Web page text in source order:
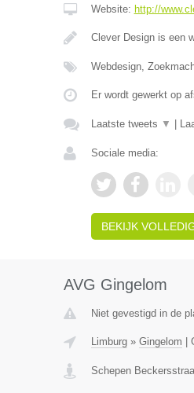
Website: http://
Clever Design is een
Webdesign,
Er wordt gewerkt op
Laatste tweets ▼
Sociale media:
BEKIJK
AVG Gingelom
Niet gevestigd in de
Limburg» Gingelom
Schepen